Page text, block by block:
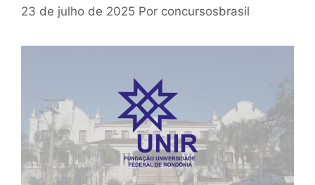
23 de julho de 2025 Por concursosbrasil